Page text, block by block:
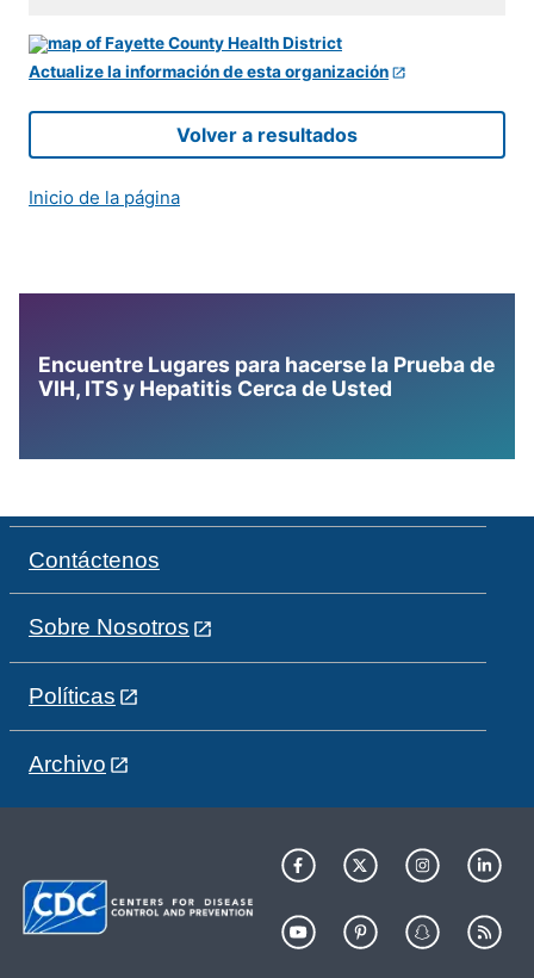
Actualize la información de esta organización
Volver a resultados
Inicio de la página
Encuentre Lugares para hacerse la Prueba de
VIH, ITS y Hepatitis Cerca de Usted
Contáctenos
Sobre Nosotros
Políticas
Archivo